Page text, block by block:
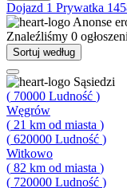
Dojazd 1 Prywatka
Anonse
Znaleźliśmy 0
Sortuj według
Sąsiedzi
( 70000 Ludność )
Węgrów
( 21 km od miasta )
( 620000 Ludność )
Witkowo
( 82 km od miasta )
( 720000 Ludność )